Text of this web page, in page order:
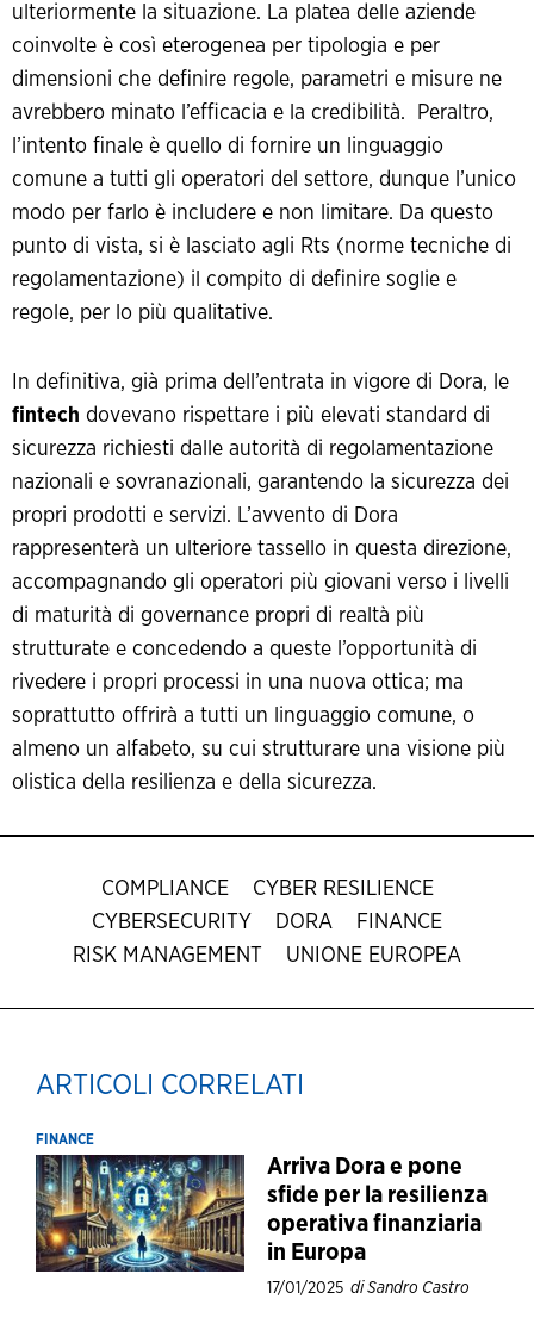
ulteriormente la situazione. La platea delle aziende
coinvolte è così eterogenea per tipologia e per
dimensioni che definire regole, parametri e misure ne
avrebbero minato l’efficacia e la credibilità. Peraltro,
l’intento finale è quello di fornire un linguaggio
comune a tutti gli operatori del settore, dunque l’unico
modo per farlo è includere e non limitare. Da questo
punto di vista, si è lasciato agli Rts (norme tecniche di
regolamentazione) il compito di definire soglie e
regole, per lo più qualitative.
In definitiva, già prima dell’entrata in vigore di Dora, le
fintech dovevano rispettare i più elevati standard di
sicurezza richiesti dalle autorità di regolamentazione
nazionali e sovranazionali, garantendo la sicurezza dei
propri prodotti e servizi. L’avvento di Dora
rappresenterà un ulteriore tassello in questa direzione,
accompagnando gli operatori più giovani verso i livelli
di maturità di governance propri di realtà più
strutturate e concedendo a queste l’opportunità di
rivedere i propri processi in una nuova ottica; ma
soprattutto offrirà a tutti un linguaggio comune, o
almeno un alfabeto, su cui strutturare una visione più
olistica della resilienza e della sicurezza.
COMPLIANCE
CYBER RESILIENCE
CYBERSECURITY
DORA
FINANCE
RISK MANAGEMENT
UNIONE EUROPEA
ARTICOLI CORRELATI
FINANCE
Arriva Dora e pone
sfide per la resilienza
operativa finanziaria
in Europa
17/01/2025 di Sandro Castro